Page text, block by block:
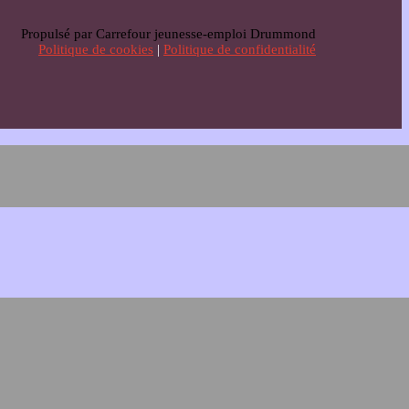
Propulsé par Carrefour jeunesse-emploi Drummond
Politique de cookies | Politique de confidentialité